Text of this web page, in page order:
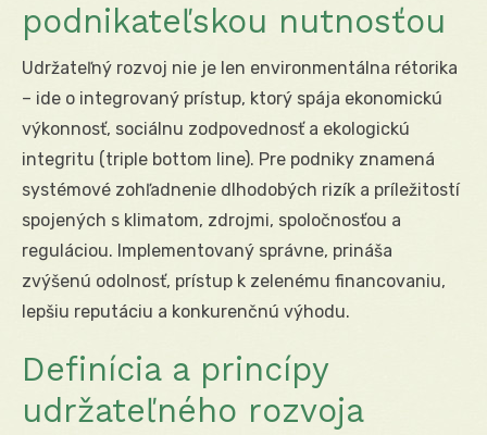
podnikateľskou nutnosťou
Udržateľný rozvoj nie je len environmentálna rétorika
– ide o integrovaný prístup, ktorý spája ekonomickú
výkonnosť, sociálnu zodpovednosť a ekologickú
integritu (triple bottom line). Pre podniky znamená
systémové zohľadnenie dlhodobých rizík a príležitostí
spojených s klimatom, zdrojmi, spoločnosťou a
reguláciou. Implementovaný správne, prináša
zvýšenú odolnosť, prístup k zelenému financovaniu,
lepšiu reputáciu a konkurenčnú výhodu.
Definícia a princípy
udržateľného rozvoja